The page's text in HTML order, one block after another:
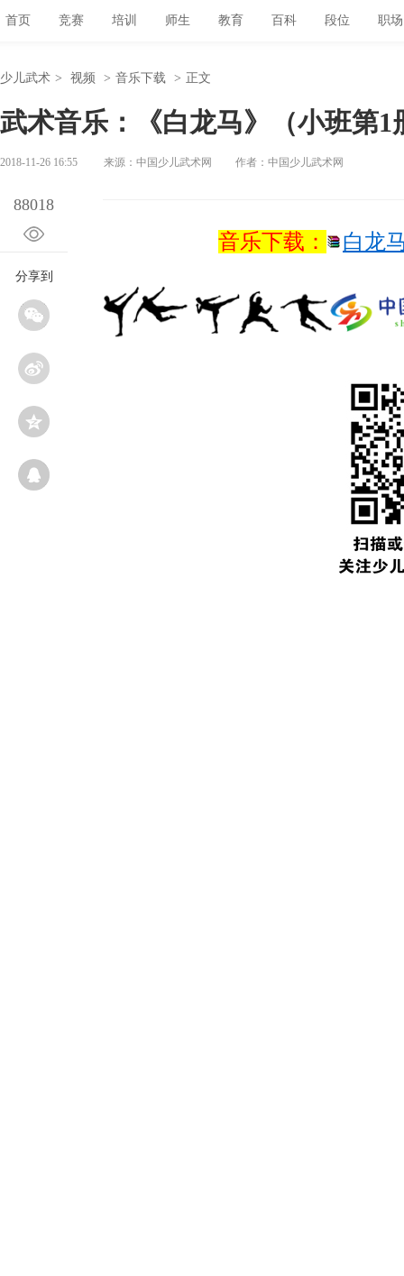
首页 竞赛 培训 师生 教育 百科 段位 职场
少儿武术 > 视频 > 音乐下载 > 正文
武术音乐：《白龙马》（小班第1
2018-11-26 16:55 来源：中国少儿武术网 作者：中国少儿武术网
88018
分享到
音乐下载： 白龙